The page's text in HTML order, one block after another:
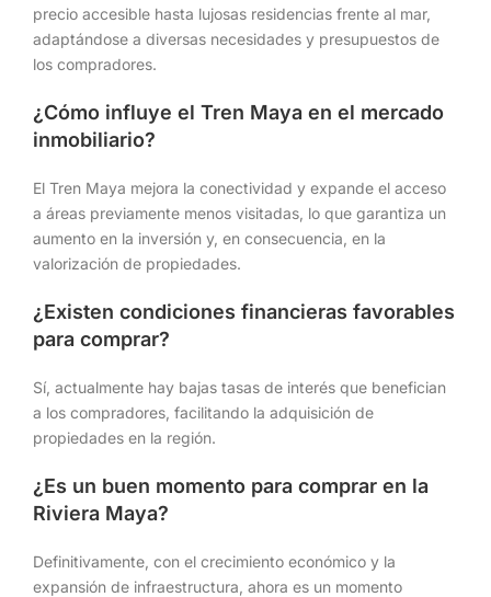
precio accesible hasta lujosas residencias frente al mar,
adaptándose a diversas necesidades y presupuestos de
los compradores.
¿Cómo influye el Tren Maya en el mercado
inmobiliario?
El Tren Maya mejora la conectividad y expande el acceso
a áreas previamente menos visitadas, lo que garantiza un
aumento en la inversión y, en consecuencia, en la
valorización de propiedades.
¿Existen condiciones financieras favorables
para comprar?
Sí, actualmente hay bajas tasas de interés que benefician
a los compradores, facilitando la adquisición de
propiedades en la región.
¿Es un buen momento para comprar en la
Riviera Maya?
Definitivamente, con el crecimiento económico y la
expansión de infraestructura, ahora es un momento